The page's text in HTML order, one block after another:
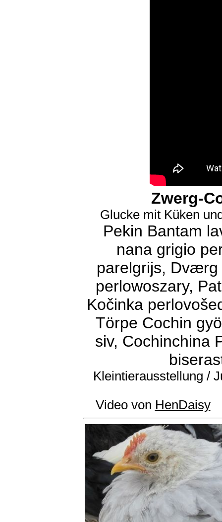
Zwerg-
Glucke mit Küken
Pekin Bantam
nana grigio
parelgrijs, Dværg
perlowoszary,
Kočinka
Törpe Cochin
siv, Cochinchina
Kleintierausstellung /
Video von HenDaisy